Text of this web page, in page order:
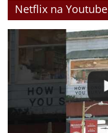
Netflix na Youtube